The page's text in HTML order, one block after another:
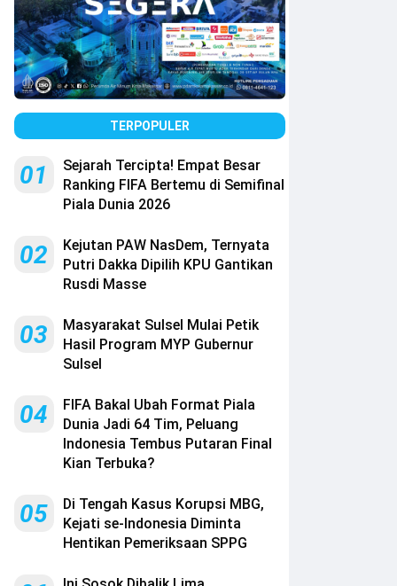
TERPOPULER
01
Sejarah Tercipta! Empat Besar
Ranking FIFA Bertemu di Semifinal
Piala Dunia 2026
02
Kejutan PAW NasDem, Ternyata
Putri Dakka Dipilih KPU Gantikan
Rusdi Masse
03
Masyarakat Sulsel Mulai Petik
Hasil Program MYP Gubernur
Sulsel
04
FIFA Bakal Ubah Format Piala
Dunia Jadi 64 Tim, Peluang
Indonesia Tembus Putaran Final
Kian Terbuka?
05
Di Tengah Kasus Korupsi MBG,
Kejati se-Indonesia Diminta
Hentikan Pemeriksaan SPPG